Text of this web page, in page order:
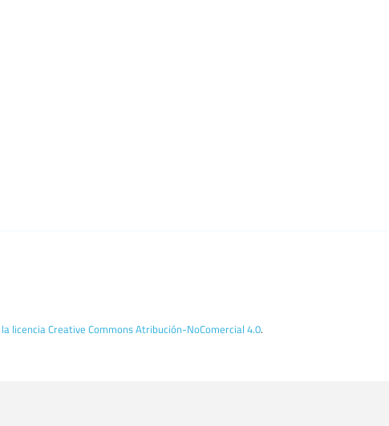
la licencia Creative Commons Atribución-NoComercial 4.0.